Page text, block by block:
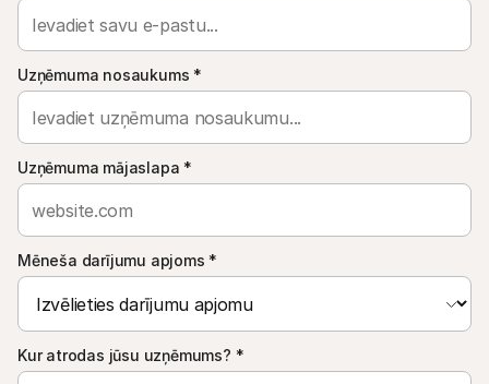
Uzņēmuma nosaukums *
Uzņēmuma mājaslapa *
Mēneša darījumu apjoms *
Kur atrodas jūsu uzņēmums? *